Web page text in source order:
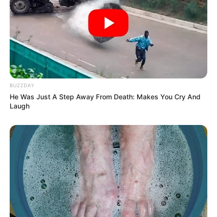
A falta de complementos e de condições locais adequadas
segundo lideranças, pode comprometer a eficácia do trabalho no
território.
💠Necessidade de complementos inerentes ao custo real de vida
municipal;
💠Insalubridade e adicionais que não são universalmente
garantidos;
-ad3
BUZZDAY
He Was Just A Step Away From Death: Makes You Cry And
Laugh